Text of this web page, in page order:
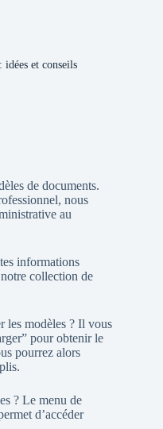
et conseils
de documents.
nous
au
informations
collection de
les modèles ? Il vous
pour obtenir le
pourrez alors
? Le menu de
d’accéder